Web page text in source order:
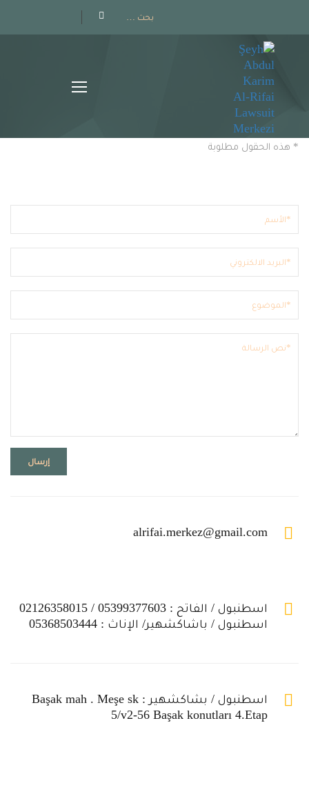
هل لديك أي استفسار
* هذه الحقول مطلوبة
اسطنبول / الفاتح : 05399377603 / 02126358015
اسطنبول / باشاكشهير/ الإناث : 05368503444
alrifai.merkez@gmail.com
اسطنبول / بشاكشهير : Başak mah . Meşe sk
5/v2-56 Başak konutları 4.Etap